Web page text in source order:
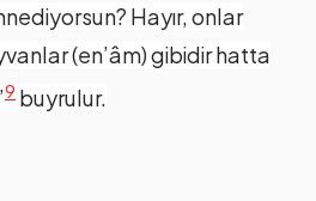
Hayır, onlar
(en’âm) gibidir hatta
9 buyrulur.